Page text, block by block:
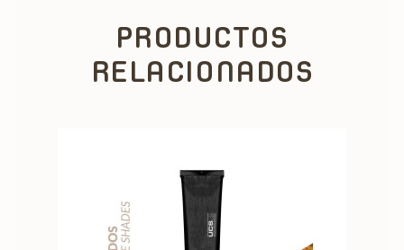
PRODUCTOS
RELACIONADOS